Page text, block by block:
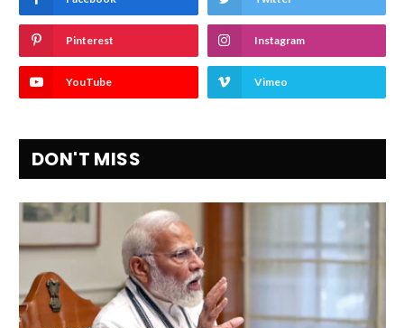
Pinterest Instagram
YouTube Vimeo
DON'T MISS